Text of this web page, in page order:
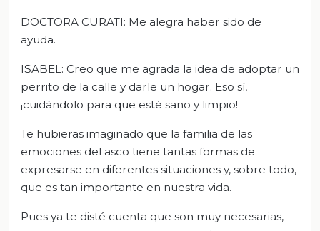
DOCTORA CURATI: Me alegra haber sido de
ayuda.
ISABEL: Creo que me agrada la idea de adoptar un
perrito de la calle y darle un hogar. Eso sí,
¡cuidándolo para que esté sano y limpio!
Te hubieras imaginado que la familia de las
emociones del asco tiene tantas formas de
expresarse en diferentes situaciones y, sobre todo,
que es tan importante en nuestra vida.
Pues ya te disté cuenta que son muy necesarias,